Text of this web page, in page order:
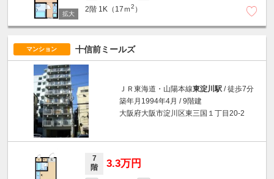
2階 1K（17ｍ2 ）
マンション 十信前ミールズ
ＪＲ東海道・山陽本線東淀川駅 / 徒歩7分
築年月1994年4月 / 9階建
大阪府大阪市淀川区東三国１丁目20-2
7
階
3.3万円